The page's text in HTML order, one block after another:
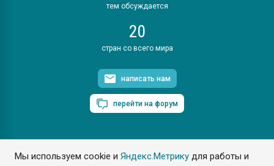
Мы используем cookie иЯндекс.Метрику для работы и
тем обсуждается
20
стран со всего мира
написать нам
перейти на форум
ПластЭксперт © 2006. Все права защищены